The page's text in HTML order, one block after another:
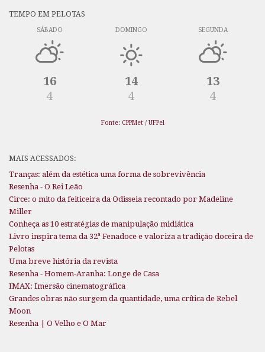
TEMPO EM PELOTAS
SÁBADO
16
4
DOMINGO
14
4
SEGUNDA
13
4
Fonte: CPPMet / UFPel
MAIS ACESSADOS:
Tranças: além da estética uma forma de sobrevivência
Resenha - O Rei Leão
Circe: o mito da feiticeira da Odisseia recontado por Madeline
Miller
Conheça as 10 estratégias de manipulação midiática
Livro inspira tema da 32ª Fenadoce e valoriza a tradição doceira de
Pelotas
Uma breve história da revista
Resenha - Homem-Aranha: Longe de Casa
IMAX: Imersão cinematográfica
Grandes obras não surgem da quantidade, uma crítica de Rebel
Moon
Resenha | O Velho e O Mar